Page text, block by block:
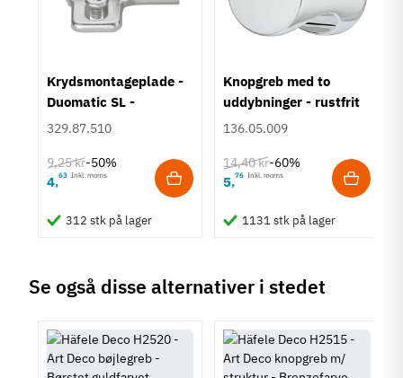
Montering
M4 bolt
Type
Stil
TilstandNy
Krydsmontageplade -
Duomatic SL -
Euroskruer
329.87.510
9,25 kr-50%
4,63 Inkl. moms
312 stk på lager
Knopgreb med to
uddybninger - rustfrit
stål
136.05.009
14,40 kr-60%
5,76 Inkl. moms
1131 stk på lager
Se også disse alternativer i stedet